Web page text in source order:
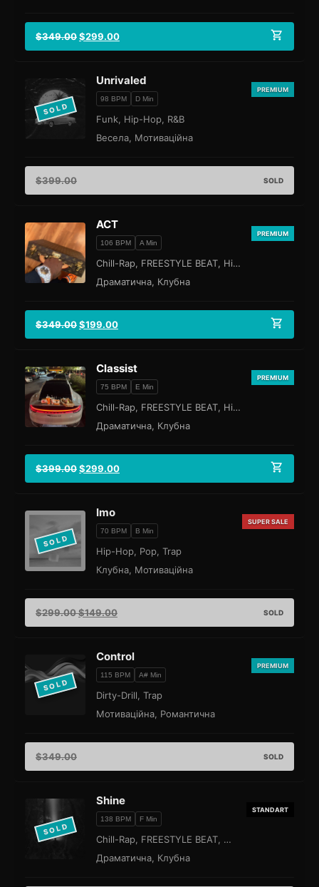
$349.00$299.00
SOLD
Unrivaled
98 BPM D Min
PREMIUM
Весела, Мотиваційна
Funk, Hip-Hop, R&B
$399.00 SOLD
ACT
106 BPM A Min
PREMIUM
Драматична, Клубна
Chill-Rap, FREESTYLE BEAT, Hip-Hop
$349.00$199.00
Classist
75 BPM E Min
PREMIUM
Драматична, Клубна
Chill-Rap, FREESTYLE BEAT, Hip-Hop
$399.00$299.00
SOLD
Imo
70 BPM B Min
SUPER SALE
Клубна, Мотиваційна
Hip-Hop, Pop, Trap
$299.00$149.00 SOLD
SOLD
Control
115 BPM A# Min
PREMIUM
Мотиваційна, Романтична
Dirty-Drill, Trap
$349.00 SOLD
SOLD
Shine
138 BPM F Min
STANDART
Драматична, Клубна
Chill-Rap, FREESTYLE BEAT, Hip-Hop